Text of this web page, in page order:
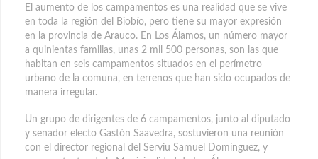
El aumento de los campamentos es una realidad que se vive
en toda la región del Biobío, pero tiene su mayor expresión
en la provincia de Arauco. En Los Álamos, un número mayor
a quinientas familias, unas 2 mil 500 personas, son las que
habitan en seis campamentos situados en el perímetro
urbano de la comuna, en terrenos que han sido ocupados de
manera irregular.
Un grupo de dirigentes de 6 campamentos, junto al diputado
y senador electo Gastón Saavedra, sostuvieron una reunión
con el director regional del Serviu Samuel Domínguez, y